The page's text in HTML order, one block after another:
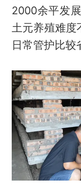
2000余平发
土元养殖难度
日常管护比较